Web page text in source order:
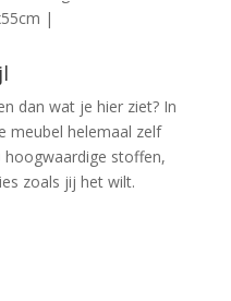
|
dan wat je hier ziet? In
meubel helemaal zelf
hoogwaardige stoffen,
zoals jij het wilt.